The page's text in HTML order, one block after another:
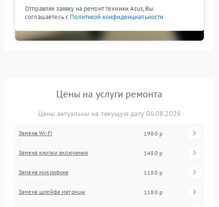
Отправляя заявку на ремонт техники Asus, Вы
соглашаетесь с Политикой конфиденциальности
Цены на услуги ремонта
Цены актуальны на текущую дату 06.08.2026
Замена Wi-Fi 1980 р
Замена кнопки включения 1480 р
Замена микрофона 1180 р
Замена шлейфа матрицы 1180 р